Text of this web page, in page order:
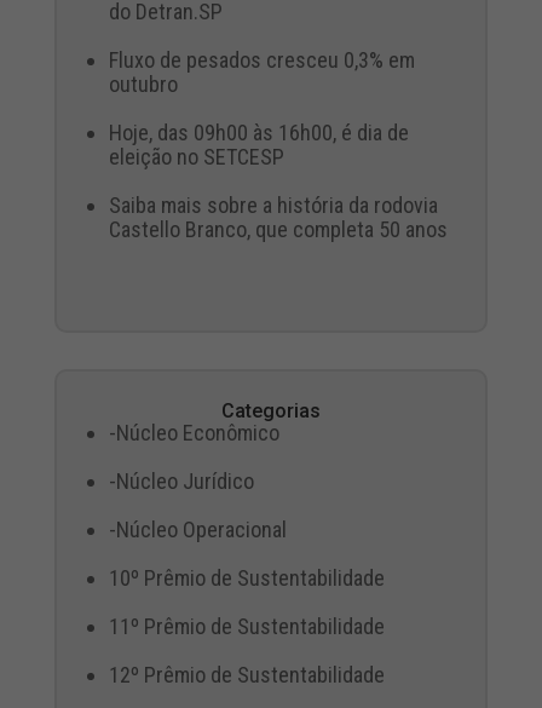
do Detran.SP
Fluxo de pesados cresceu 0,3% em
outubro
Hoje, das 09h00 às 16h00, é dia de
eleição no SETCESP
Saiba mais sobre a história da rodovia
Castello Branco, que completa 50 anos
Categorias
-Núcleo Econômico
-Núcleo Jurídico
-Núcleo Operacional
10º Prêmio de Sustentabilidade
11º Prêmio de Sustentabilidade
12º Prêmio de Sustentabilidade